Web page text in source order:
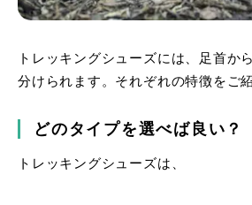
トレッキングシューズには、足首か
分けられます。それぞれの特徴をご
どのタイプを選べば良い？
トレッキングシューズは、